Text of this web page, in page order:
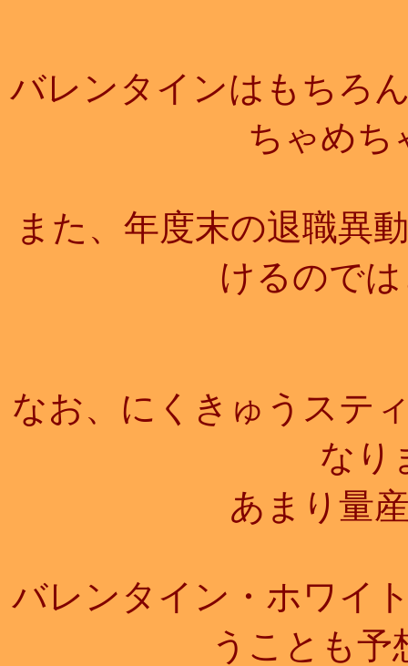
バレンタインはもちろ
ちゃめち
また、年度末の退職異
けるので
なお、にくきゅうステ
なり
あまり量
バレンタイン・ホワイ
うことも予